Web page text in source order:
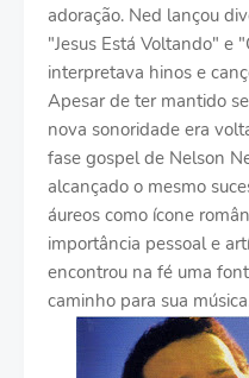
adoração. Ned lançou
"Jesus Está Voltando" e
interpretava hinos e
Apesar de ter mantido
nova sonoridade era
fase gospel de Nelson
alcançado o mesmo
áureos como ícone
importância pessoal e
encontrou na fé uma
caminho para sua